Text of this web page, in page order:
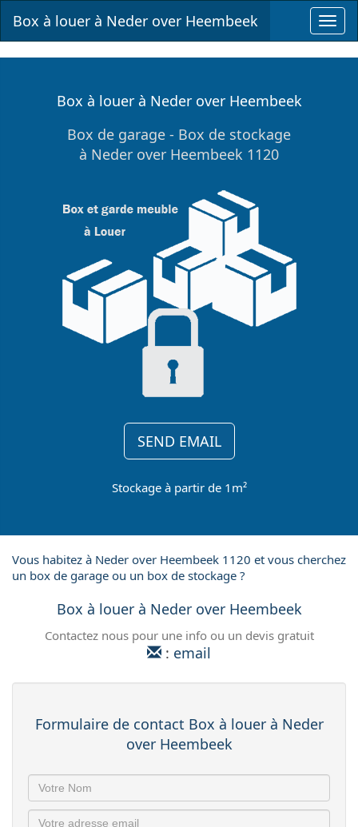
Box à louer à Neder over Heembeek
Box à louer à Neder over Heembeek
Box de garage - Box de stockage
à Neder over Heembeek 1120
SEND EMAIL
Stockage à partir de 1m²
Vous habitez à Neder over Heembeek 1120 et vous cherchez
un box de garage ou un box de stockage ?
Box à louer à Neder over Heembeek
Contactez nous pour une info ou un devis gratuit
: email
Formulaire de contact Box à louer à Neder
over Heembeek